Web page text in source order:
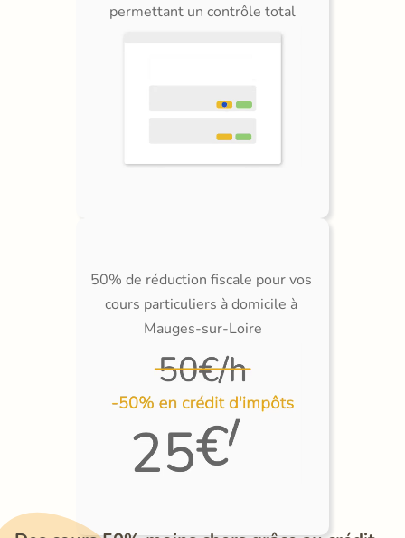
permettant un contrôle total
50% de réduction fiscale pour vos
cours particuliers à domicile à
Mauges-sur-Loire